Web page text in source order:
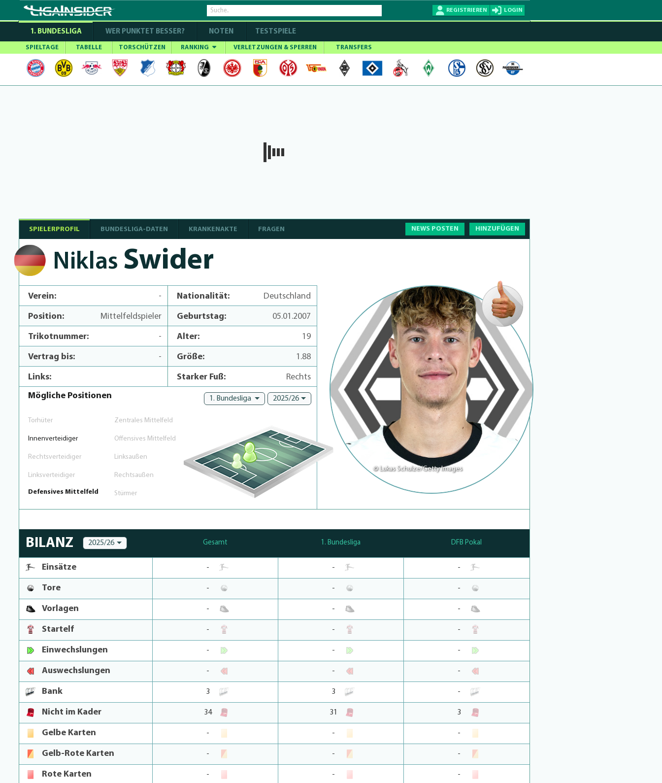
REGISTRIEREN LOGIN
1. BUNDESLIGA WER PUNKTET BESSER? NOTEN TESTSPIELE
SPIELTAGE TABELLE TORSCHÜTZEN RANKING VERLETZUNGEN & SPERREN TRANSFERS
SPIELERPROFIL BUNDESLIGA-DATEN KRANKENAKTE FRAGEN NEWS POSTEN HINZUFÜGEN
Niklas Swider
Verein: -
Position: Mittelfeldspieler
Trikotnummer: -
Vertrag bis: -
Links:
Nationalität: Deutschland
Geburtstag: 05.01.2007
Alter: 19
Größe: 1.88
Starker Fuß:
Rechts
Mögliche Positionen
1. Bundesliga 2025/26
Torhüter Zentrales Mittelfeld
Innenverteidiger Offensives Mittelfeld
Rechtsverteidiger Linksaußen
Linksverteidiger Rechtsaußen
Defensives Mittelfeld Stürmer
© Lukas Schulze/Getty Images
BILANZ 2025/26 Gesamt 1. Bundesliga DFB Pokal
Einsätze - - -
Tore - - -
Vorlagen - - -
Startelf - - -
Einwechslungen - - -
Auswechslungen - - -
Bank 3 3 -
Nicht im Kader 34 31 3
Gelbe Karten - - -
Gelb-Rote Karten - - -
Rote Karten - - -